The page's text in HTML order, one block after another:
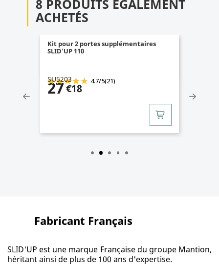
8 PRODUITS ÉGALEMENT
ACHETÉS
Kit pour 2 portes supplémentaires
SLID'UP 110
SU5203 4.7/5(21)
27€18
Fabricant Français
SLID'UP est une marque Française du groupe Mantion,
héritant ainsi de plus de 100 ans d'expertise.